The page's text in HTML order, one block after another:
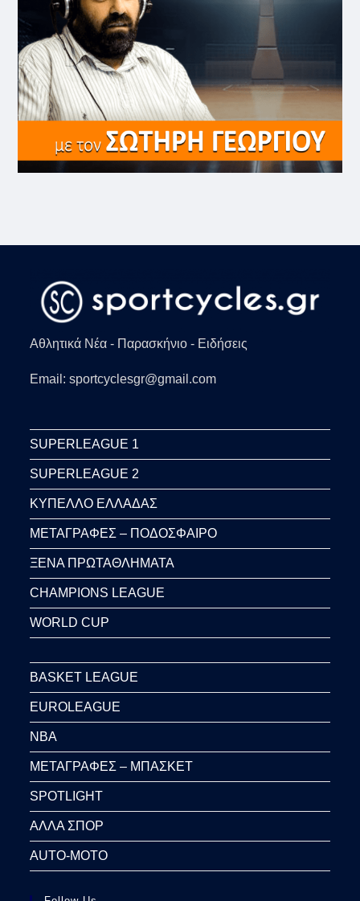
Αθλητικά Νέα - Παρασκήνιο - Ειδήσεις
Email: sportcyclesgr@gmail.com
SUPERLEAGUE 1
SUPERLEAGUE 2
ΚΥΠΕΛΛΟ ΕΛΛΑΔΑΣ
ΜΕΤΑΓΡΑΦΕΣ – ΠΟΔΟΣΦΑΙΡΟ
ΞΕΝΑ ΠΡΩΤΑΘΛΗΜΑΤΑ
CHAMPIONS LEAGUE
WORLD CUP
BASKET LEAGUE
EUROLEAGUE
NBA
ΜΕΤΑΓΡΑΦΕΣ – ΜΠΑΣΚΕΤ
SPOTLIGHT
ΑΛΛΑ ΣΠΟΡ
AUTO-MOTO